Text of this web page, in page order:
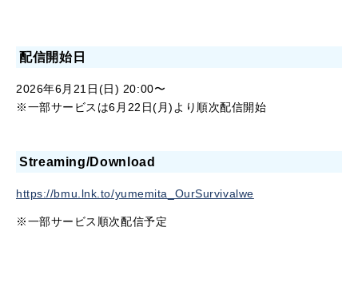
配信開始日
2026年6月21日(日) 20:00〜
※一部サービスは6月22日(月)より順次配信開始
Streaming/Download
https://bmu.lnk.to/yumemita_OurSurvivalwe
※一部サービス順次配信予定